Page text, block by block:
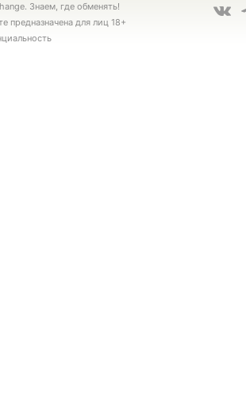
Знаем, где обменять!
предназначена для лиц 18+